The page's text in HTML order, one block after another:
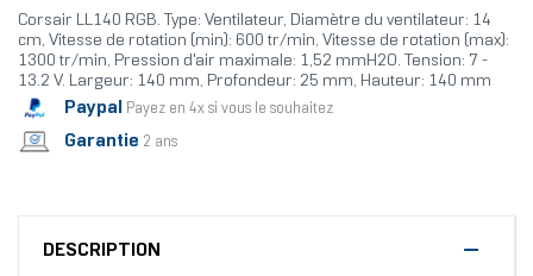
Corsair LL140 RGB. Type: Ventilateur, Diamètre du ventilateur: 14
cm, Vitesse de rotation (min): 600 tr/min, Vitesse de rotation (max):
1300 tr/min, Pression d'air maximale: 1,52 mmH2O. Tension: 7 -
13.2 V. Largeur: 140 mm, Profondeur: 25 mm, Hauteur: 140 mm
Paypal Payez en 4x si vous le souhaitez
Garantie 2 ans
DESCRIPTION